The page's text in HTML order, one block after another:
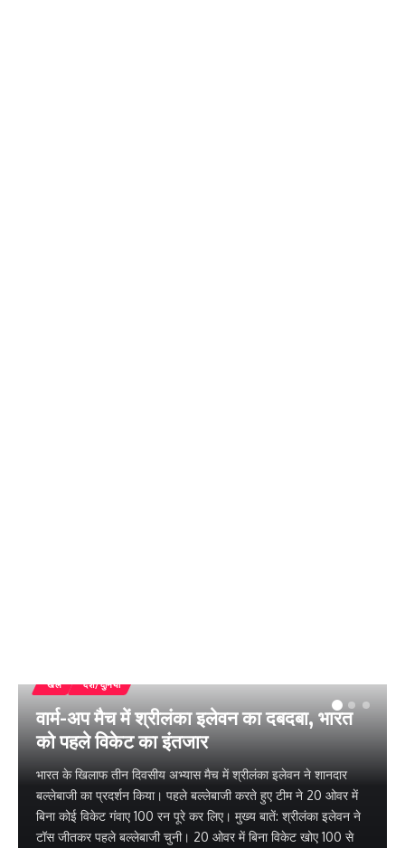
खेल देश/दुनिया
वार्म-अप मैच में श्रीलंका इलेवन का दबदबा, भारत
को पहले विकेट का इंतजार
भारत के खिलाफ तीन दिवसीय अभ्यास मैच में श्रीलंका इलेवन ने शानदार
बल्लेबाजी का प्रदर्शन किया। पहले बल्लेबाजी करते हुए टीम ने 20 ओवर में
बिना कोई विकेट गंवाए 100 रन पूरे कर लिए। मुख्य बातें: श्रीलंका इलेवन ने
टॉस जीतकर पहले बल्लेबाजी चुनी। 20 ओवर में बिना विकेट खोए 100 से